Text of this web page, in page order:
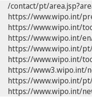
/contact/pt/
https://www.wipo.int/
https://www.wipo.int/
https://www.wipo.int/
https://www.wipo.int/
https://www.wipo.int/
https://www3.wipo.int/
https://www.wipo.int/
https://www.wipo.int/